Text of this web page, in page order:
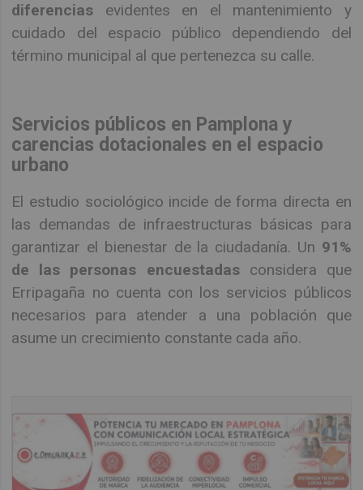
diferencias evidentes en el mantenimiento y
cuidado del espacio público dependiendo del
término municipal al que pertenezca su calle.
Servicios públicos en Pamplona y
carencias dotacionales en el espacio
urbano
El estudio sociológico incide de forma directa en
las demandas de infraestructuras básicas para
garantizar el bienestar de la ciudadanía. Un 91%
de las personas encuestadasconsidera que
Erripagaña no cuenta con los servicios públicos
necesarios para atender a una población que
asume un crecimiento constante cada año.